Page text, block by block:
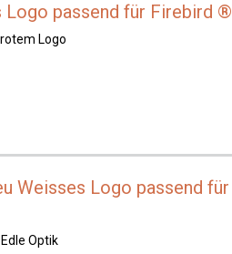
Logo passend für Firebird ®
Logo
Weisses Logo passend für
Optik